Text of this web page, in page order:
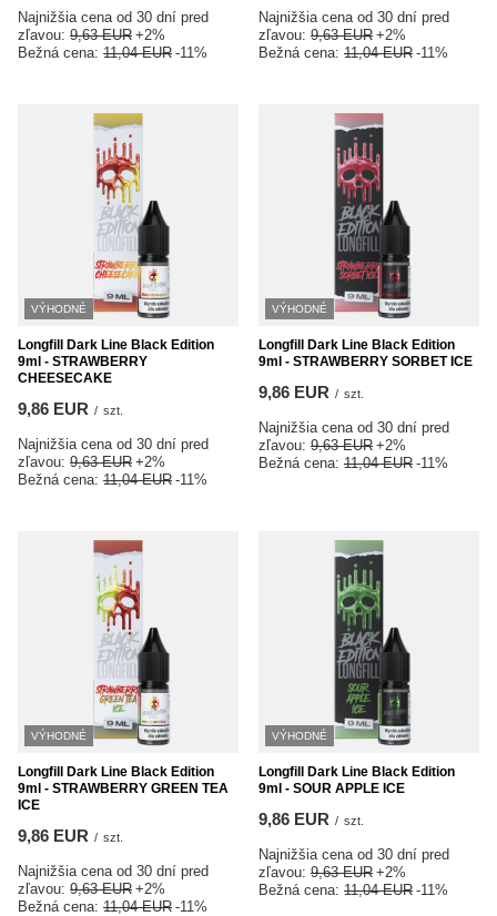
Najnižšia cena od 30 dní pred
zľavou: 9,63 EUR +2%
Bežná cena: 11,04 EUR -11%
Najnižšia cena od 30 dní pred
zľavou: 9,63 EUR +2%
Bežná cena: 11,04 EUR -11%
VÝHODNÉ
Longfill Dark Line Black Edition
9ml - STRAWBERRY
CHEESECAKE
9,86 EUR / szt.
Najnižšia cena od 30 dní pred
zľavou: 9,63 EUR +2%
Bežná cena: 11,04 EUR -11%
VÝHODNÉ
Longfill Dark Line Black Edition
9ml - STRAWBERRY SORBET ICE
9,86 EUR / szt.
Najnižšia cena od 30 dní pred
zľavou: 9,63 EUR +2%
Bežná cena: 11,04 EUR -11%
VÝHODNÉ
Longfill Dark Line Black Edition
9ml - STRAWBERRY GREEN TEA
ICE
9,86 EUR / szt.
Najnižšia cena od 30 dní pred
zľavou: 9,63 EUR +2%
Bežná cena: 11,04 EUR -11%
VÝHODNÉ
Longfill Dark Line Black Edition
9ml - SOUR APPLE ICE
9,86 EUR / szt.
Najnižšia cena od 30 dní pred
zľavou: 9,63 EUR +2%
Bežná cena: 11,04 EUR -11%